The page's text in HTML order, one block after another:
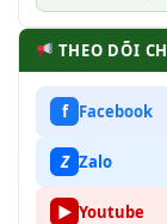
THEO DÕI
f Facebook
Z Zalo
▶ Youtube